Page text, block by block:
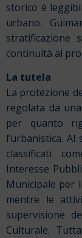
storico è
urbano.
stratificazione
continuità al
La tutela
La protezione
regolata da
per quanto
l’urbanistica.
classificati
Interesse
Municipale per
mentre le
supervisione
Culturale.